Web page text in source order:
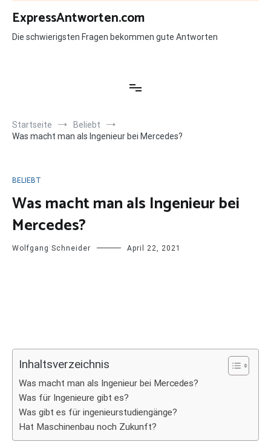
Zum
Inhalt
springen
ExpressAntworten.com
Die schwierigsten Fragen bekommen gute Antworten
Startseite
Beliebt
Was macht man als Ingenieur bei Mercedes?
BELIEBT
Was macht man als Ingenieur bei
Mercedes?
Wolfgang Schneider April 22, 2021
Inhaltsverzeichnis
Was macht man als Ingenieur bei Mercedes?
Was für Ingenieure gibt es?
Was gibt es für ingenieurstudiengänge?
Hat Maschinenbau noch Zukunft?